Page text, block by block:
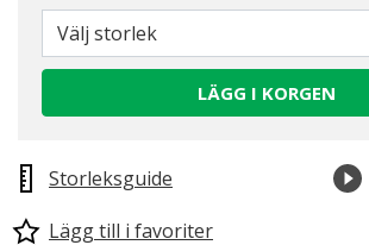
Välj storlek
LÄGG I KORGEN
Storleksguide
Lägg till i favoriter